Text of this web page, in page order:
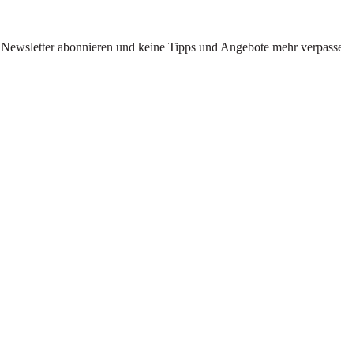
Newsletter abonnieren und keine Tipps und Angebote mehr